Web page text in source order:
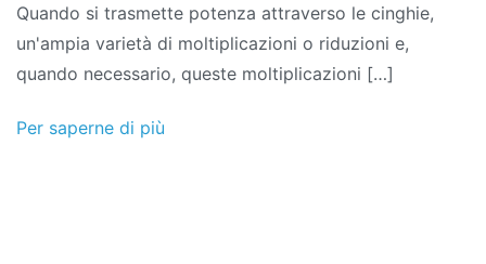
Quando si trasmette potenza attraverso le cinghie,
un'ampia varietà di moltiplicazioni o riduzioni e,
quando necessario, queste moltiplicazioni […]
Per saperne di più